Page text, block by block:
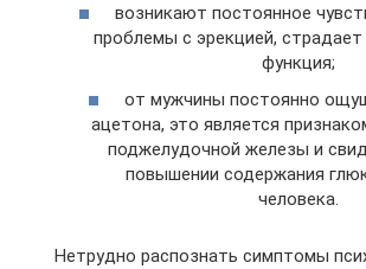
возникают постоянное
проблемы с эрекцией, страдает
функция;
от мужчины постоянно
ацетона, это является
поджелудочной железы и
повышении содержания
человека.
Нетрудно распознать симптомы